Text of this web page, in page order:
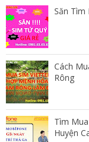
Săn Tìm
Cách
Rông
Tìm
Huyện